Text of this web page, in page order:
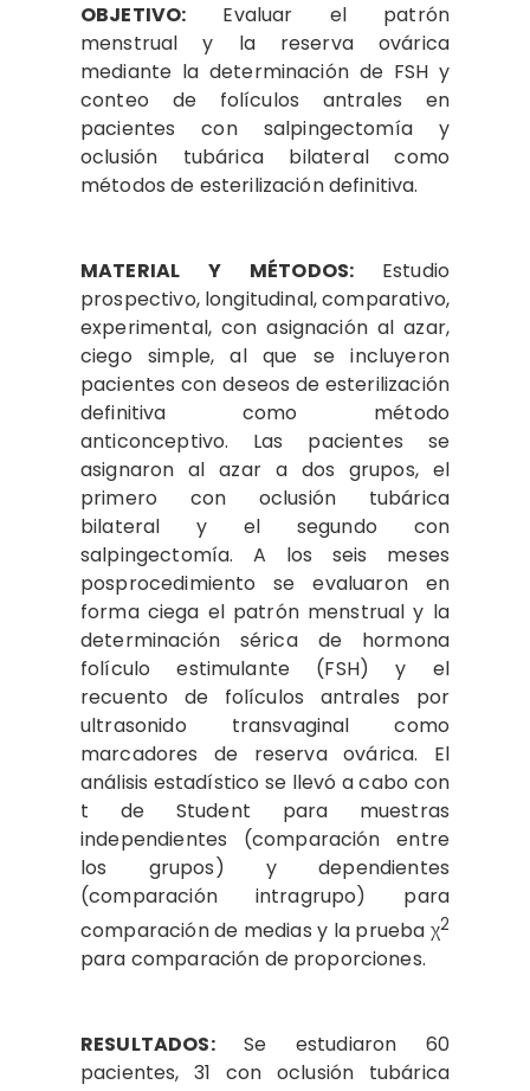
OBJETIVO: Evaluar el patrón
menstrual y la reserva ovárica
mediante la determinación de FSH y
conteo de folículos antrales en
pacientes con salpingectomía y
oclusión tubárica bilateral como
métodos de esterilización definitiva.
MATERIAL Y MÉTODOS: Estudio
prospectivo, longitudinal, comparativo,
experimental, con asignación al azar,
ciego simple, al que se incluyeron
pacientes con deseos de esterilización
definitiva como método
anticonceptivo. Las pacientes se
asignaron al azar a dos grupos, el
primero con oclusión tubárica
bilateral y el segundo con
salpingectomía. A los seis meses
posprocedimiento se evaluaron en
forma ciega el patrón menstrual y la
determinación sérica de hormona
folículo estimulante (FSH) y el
recuento de folículos antrales por
ultrasonido transvaginal como
marcadores de reserva ovárica. El
análisis estadístico se llevó a cabo con
t de Student para muestras
independientes (comparación entre
los grupos) y dependientes
(comparación intragrupo) para
comparación de medias y la prueba χ2
para comparación de proporciones.
RESULTADOS:Se estudiaron 60
pacientes, 31 con oclusión tubárica